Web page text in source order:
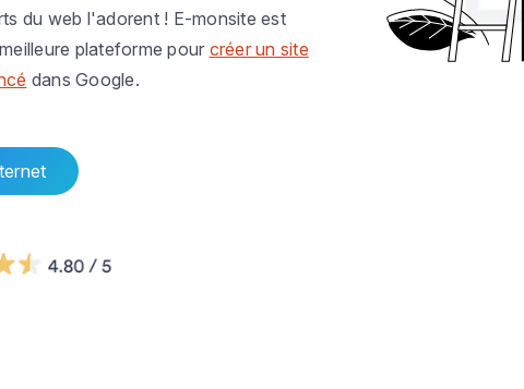
du web l'adorent ! E-monsite est
plateforme pour créer un site
dans Google.